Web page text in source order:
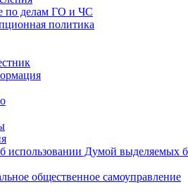
по делам ГО и ЧС
политика
использовании Думой выделяемых
общественное самоуправление